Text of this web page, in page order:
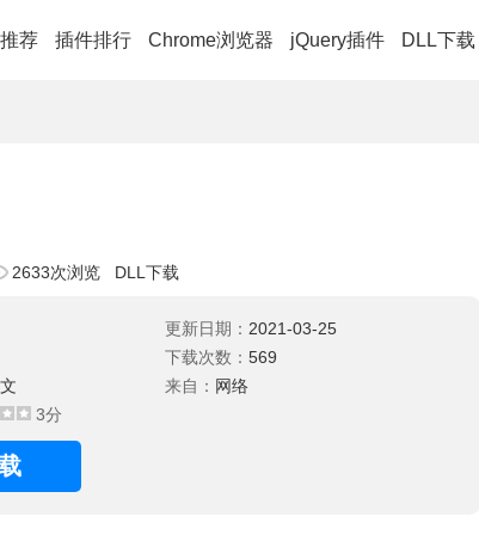
荐 插件排行 Chrome浏览器 jQuery插件 DLL下载
2633次浏览 DLL下载
3分
更新日期： 2021-03-25
下载次数： 569
来自： 网络